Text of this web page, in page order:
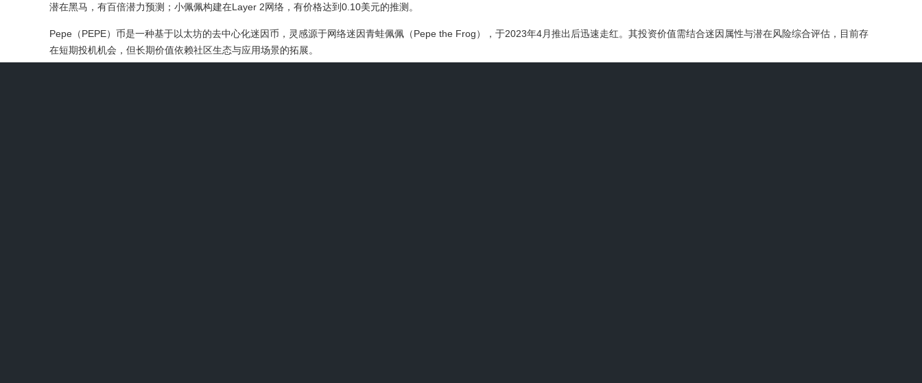
潜在黑马，有百倍潜力预测；小佩佩构建在Layer 2网络，有价格达到0.10美元的推测。
Pepe（PEPE）币是一种基于以太坊的去中心化迷因币，灵感源于网络迷因青蛙佩佩（Pepe the Frog），于2023年4月推出后迅速走红。其投资价值需结合迷因属性与潜在风险综合评估，目前存
在短期投机机会，但长期价值依赖社区生态与应用场景的拓展。